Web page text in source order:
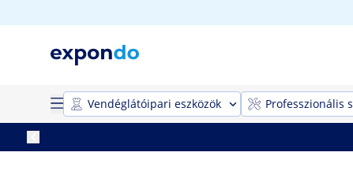
Vendéglátóipari eszközök Professzionális